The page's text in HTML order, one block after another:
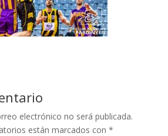
electrónico no será publicada.
están marcados con *